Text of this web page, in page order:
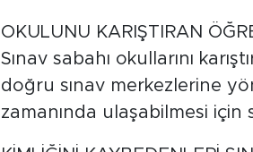
OKULUNU KARIŞTIRAN
Sınav sabahı okullarını
doğru sınav merkezlerine
zamanında ulaşabilmesi için